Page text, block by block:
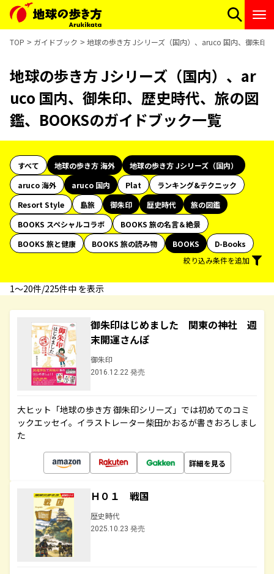
TOP ガイドブック 地球の歩き方 Jシリーズ（国内）、aruco 国内、御朱印
地球の歩き方 Jシリーズ（国内）、ar
uco 国内、御朱印、歴史時代、旅の図
鑑、BOOKSのガイドブック一覧
すべて 地球の歩き方 海外
地球の歩き方 Jシリーズ（国内）
aruco 海外
aruco 国内 Plat
ランキング&テクニック
Resort Style
島旅 御朱印 歴史時代
旅の図鑑
BOOKS スペシャルコラボ
BOOKS 旅の名言＆絶景
BOOKS 旅と健康
BOOKS 旅の読み物 BOOKS
D-Books
絞り込み条件を追加
1〜20件/225件中 を表示
御朱印はじめました 関東の神社 週
末開運さんぽ
御朱印
2016.12.22 発売
大ヒット「地球の歩き方 御朱印シリーズ」では初めてのコミ
ックエッセイ。イラストレーター柴田かおるが書きおろしまし
た
詳細を見る
Ｈ０１ 戦国
歴史時代
2025.10.23 発売